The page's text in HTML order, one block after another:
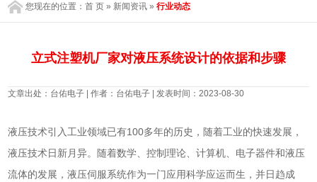
您现在的位置：首 页 » 新闻资讯 »行业动态
立式注塑机厂家对液压系统设计的依据和步骤
文章出处：台佑电子 | 作者：台佑电子 | 发表时间：2023-08-30
液压技术引入工业领域已有100多年的历史，随着工业的快速发展，
液压技术日新月异。随着数学、控制理论、计算机、电子器件和液压
流体的发展，液压伺服系统作为一门应用科学应运而生，并日趋成